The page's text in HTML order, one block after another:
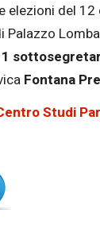
elezioni del
Palazzo
1
Fontana
Studi